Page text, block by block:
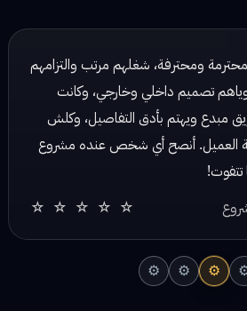
مرتب وكلش احترافي، يهتمون بالتفاصيل
تعاملهم راقي والنتائج دائماً
☆ ☆ ☆ ☆ ☆
التواصل